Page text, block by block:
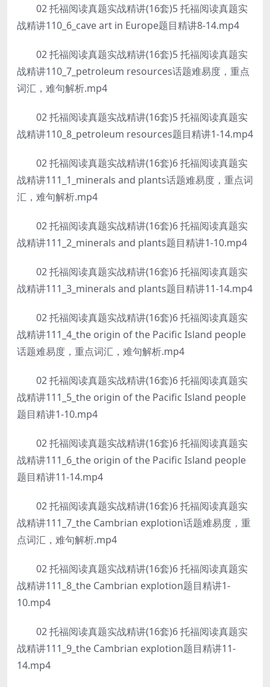
02 托福阅读真题实战精讲(16套)5 托福阅读真题实
战精讲110_6_cave art in Europe题目精讲8-14.mp4
02 托福阅读真题实战精讲(16套)5 托福阅读真题实
战精讲110_7_petroleum resources话题难易度，重点
词汇，难句解析.mp4
02 托福阅读真题实战精讲(16套)5 托福阅读真题实
战精讲110_8_petroleum resources题目精讲1-14.mp4
02 托福阅读真题实战精讲(16套)6 托福阅读真题实
战精讲111_1_minerals and plants话题难易度，重点词
汇，难句解析.mp4
02 托福阅读真题实战精讲(16套)6 托福阅读真题实
战精讲111_2_minerals and plants题目精讲1-10.mp4
02 托福阅读真题实战精讲(16套)6 托福阅读真题实
战精讲111_3_minerals and plants题目精讲11-14.mp4
02 托福阅读真题实战精讲(16套)6 托福阅读真题实
战精讲111_4_the origin of the Pacific Island people
话题难易度，重点词汇，难句解析.mp4
02 托福阅读真题实战精讲(16套)6 托福阅读真题实
战精讲111_5_the origin of the Pacific Island people
题目精讲1-10.mp4
02 托福阅读真题实战精讲(16套)6 托福阅读真题实
战精讲111_6_the origin of the Pacific Island people
题目精讲11-14.mp4
02 托福阅读真题实战精讲(16套)6 托福阅读真题实
战精讲111_7_the Cambrian explotion话题难易度，重
点词汇，难句解析.mp4
02 托福阅读真题实战精讲(16套)6 托福阅读真题实
战精讲111_8_the Cambrian explotion题目精讲1-
10.mp4
02 托福阅读真题实战精讲(16套)6 托福阅读真题实
战精讲111_9_the Cambrian explotion题目精讲11-
14.mp4